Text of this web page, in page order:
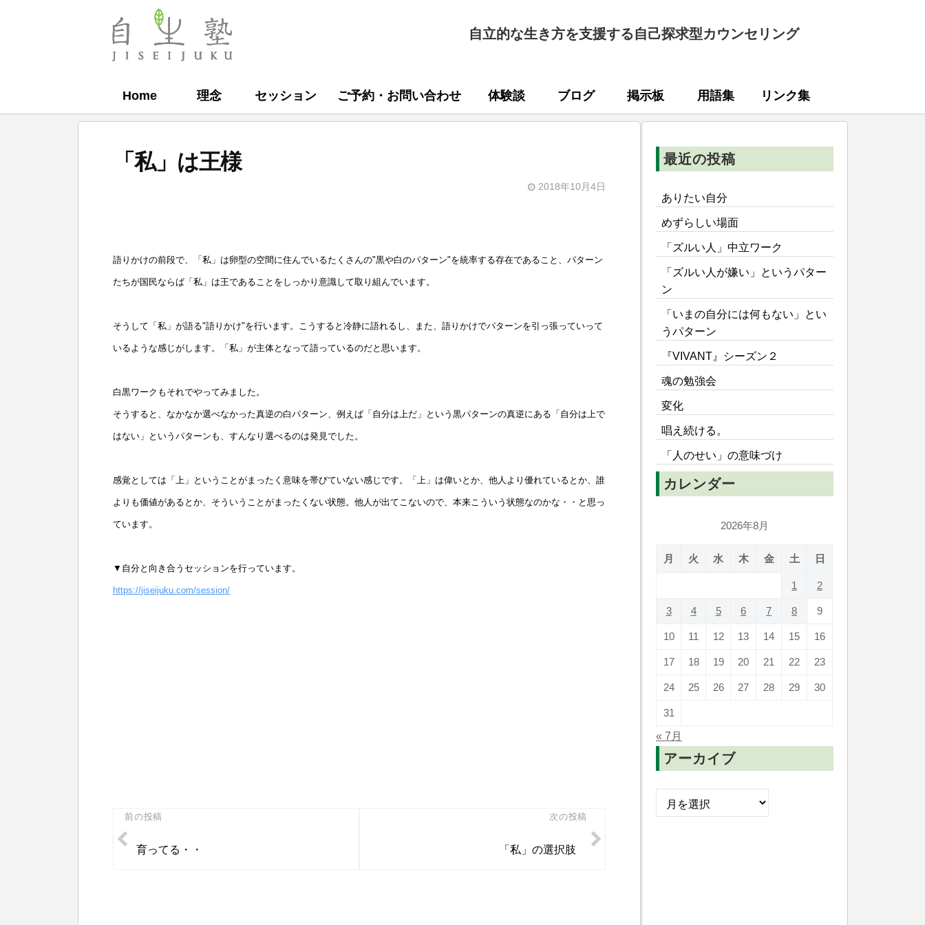
自
自立的な生き方を支援する自己探求型カウンセリング
Home 理念 セッション ご予約・お問い合わせ 体験談 ブログ 掲示板 用語集 リンク集
「私」は王様
2018年10月4日
生
塾
語りかけの前段で、「私」は卵型の空間に住んでいるたくさんの"黒や白のパターン"を統率する存在であること、パターン
たちが国民ならば「私」は王であることをしっかり意識して取り組んでいます。
そうして「私」が語る"語りかけ"を行います。こうすると冷静に語れるし、また、語りかけでパターンを引っ張っていって
いるような感じがします。「私」が主体となって語っているのだと思います。
白黒ワークもそれでやってみました。
そうすると、なかなか選べなかった真逆の白パターン、例えば「自分は上だ」という黒パターンの真逆にある「自分は上で
はない」というパターンも、すんなり選べるのは発見でした。
感覚としては「上」ということがまったく意味を帯びていない感じです。「上」は偉いとか、他人より優れているとか、誰
よりも価値があるとか、そういうことがまったくない状態。他人が出てこないので、本来こういう状態なのかな・・と思っ
ています。
▼自分と向き合うセッションを行っています。
https://jiseijuku.com/session/
投
稿
前の投稿
育ってる・・
次の投稿
「私」の選択肢
最近の投稿
ありたい自分
めずらしい場面
「ズルい人」中立ワーク
「ズルい人が嫌い」というパター
ン
「いまの自分には何もない」とい
うパターン
『VIVANT』シーズン２
魂の勉強会
変化
唱え続ける。
「人のせい」の意味づけ
カレンダー
2026年8月
月 火 水 木 金 土 日
1 2
3 4 5 6 7 8 9
10 11 12 13 14 15 16
17 18 19 20 21 22 23
24 25 26 27 28 29 30
31
« 7月
アーカイブ
ー